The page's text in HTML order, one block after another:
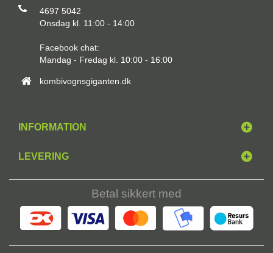
4697 5042
Onsdag kl. 11:00 - 14:00
Facebook chat:
Mandag - Fredag kl. 10:00 - 16:00
kombivognsgiganten.dk
INFORMATION
LEVERING
Betal sikkert med